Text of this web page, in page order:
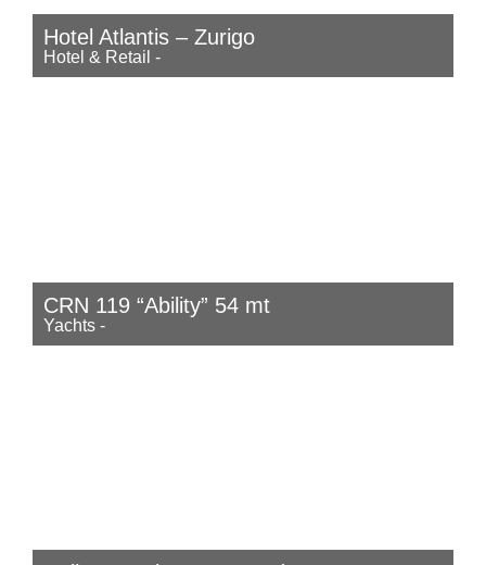
Hotel Atlantis – Zurigo
Hotel & Retail -
CRN 119 “Ability” 54 mt
Yachts -